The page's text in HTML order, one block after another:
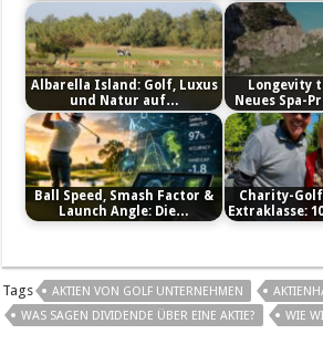
Albarella Island: Golf, Luxus
und Natur auf…
Longevity
Neues Spa-
Ball Speed, Smash Factor &
Launch Angle: Die…
Charity-
Extraklasse:
Tags AKTIEN VON GOLF UNTERNEHMEN
WAS SAGEN DIVIDENDE ÜBER EINE AKTIE?
WIE